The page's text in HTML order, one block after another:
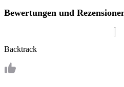
Bewertungen und
Backtrack